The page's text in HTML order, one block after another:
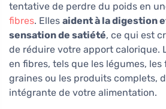
tentative de perdre du poids en
fibres. Elles aident à la digestion
sensation de satiété, ce qui est
de réduire votre apport calorique.
en fibres, tels que les légumes,
graines ou les produits complets,
intégrante de votre alimentation.